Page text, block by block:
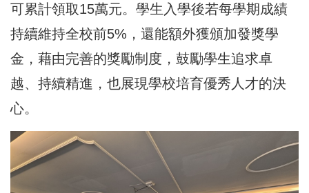
可累計領取15萬元。學生入學後若每學期成績
持續維持全校前5%，還能額外獲頒加發獎學
金，藉由完善的獎勵制度，鼓勵學生追求卓
越、持續精進，也展現學校培育優秀人才的決
心。